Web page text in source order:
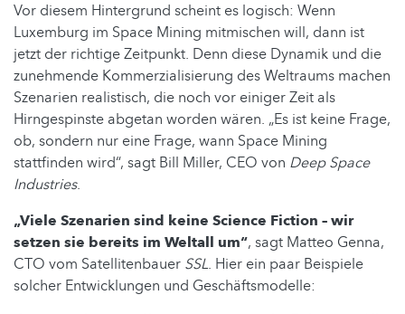
Vor diesem Hintergrund scheint es logisch: Wenn
Luxemburg im Space Mining mitmischen will, dann ist
jetzt der richtige Zeitpunkt. Denn diese Dynamik und die
zunehmende Kommerzialisierung des Weltraums machen
Szenarien realistisch, die noch vor einiger Zeit als
Hirngespinste abgetan worden wären. „Es ist keine Frage,
ob, sondern nur eine Frage, wann Space Mining
stattfinden wird“, sagt Bill Miller, CEO von Deep Space
Industries.
„Viele Szenarien sind keine Science Fiction – wir
setzen sie bereits im Weltall um“, sagt Matteo Genna,
CTO vom Satellitenbauer SSL. Hier ein paar Beispiele
solcher Entwicklungen und Geschäftsmodelle: